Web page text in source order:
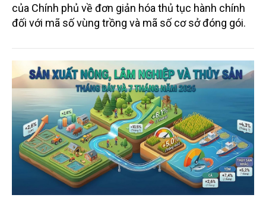
của Chính phủ về đơn giản hóa thủ tục hành chính
đối với mã số vùng trồng và mã số cơ sở đóng gói.